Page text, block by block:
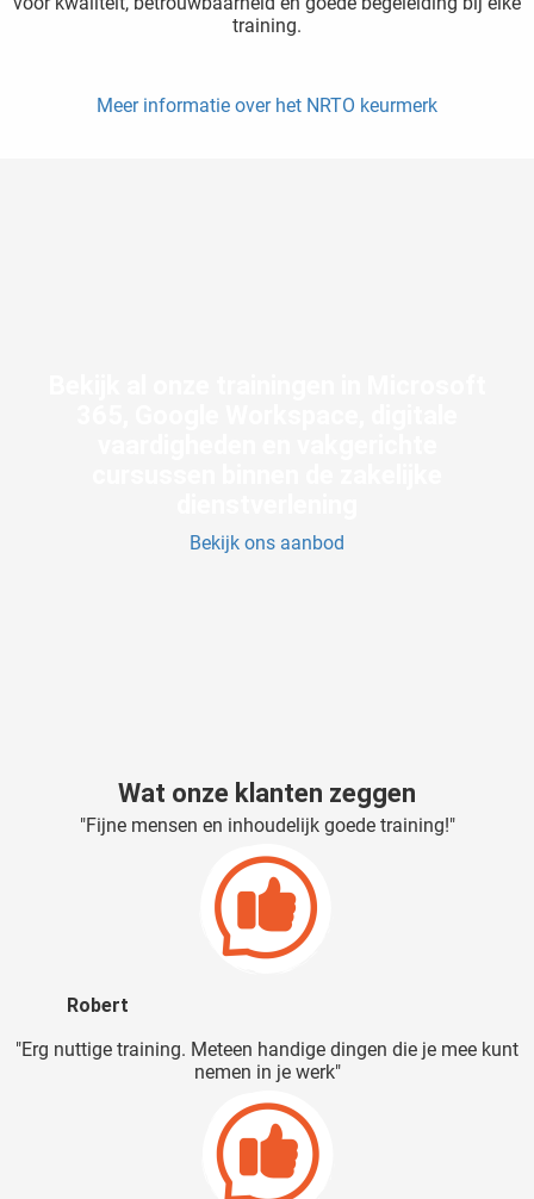
training.
Meer informatie over het NRTO keurmerk
Bekijk ons aanbod
Wat onze klanten zeggen
"Fijne mensen en inhoudelijk goede training!"
Robert
"Erg nuttige training. Meteen handige dingen die je mee kunt
nemen in je werk"